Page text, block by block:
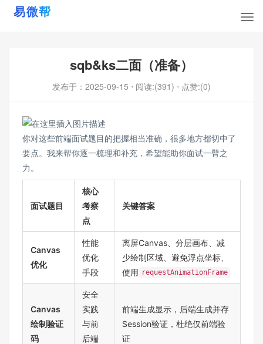
sqb&ks二面（准备）
发布于： 2025-09-15 ⋅ 阅读:(391) ⋅ 点赞:(0)
你对这些前端面试题目的把握相当准确，很多地方都切中了
要点。我来帮你逐一梳理和补充，希望能助你面试一臂之
力。
面试题目
核心
考察
点
关键答案
Canvas
优化
性能
优化
手段
离屏Canvas、分层画布、减
少绘制区域、避免浮点坐标、
使用 requestAnimationFrame
Canvas
绘制验证
码
安全
实践
与前
后端
前端生成显示，后端生成并存
Session验证，杜绝仅前端验
证